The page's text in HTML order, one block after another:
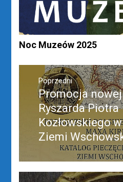
Noc Muzeów 2025
Nawigacja
wpisuPoprzedni
Poprzedni
wpis:
Promocja
Ryszarda Piotra
Kozłowskiego
Ziemi